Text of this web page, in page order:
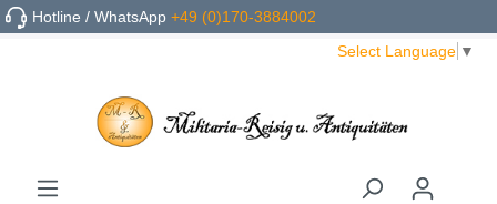
Hotline / WhatsApp+49 (0)170-3884002
Select Language ▼